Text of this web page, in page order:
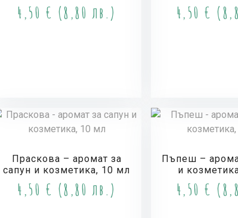
4,50 € (8,80 лв.) 4,50 €
Праскова – аромат за
сапун и козметика, 10 мл
4,50 € (8,80 лв.)
Пъпеш –
и
4,50 €